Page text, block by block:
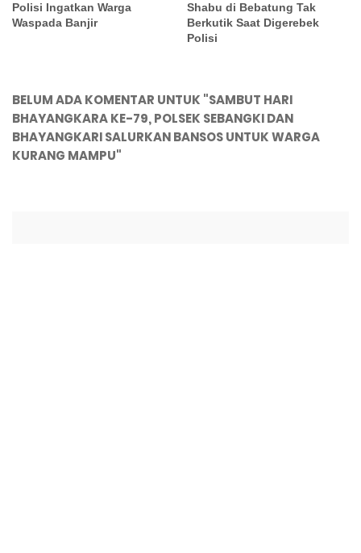
Polisi Ingatkan Warga
Waspada Banjir
Shabu di Bebatung Tak
Berkutik Saat Digerebek
Polisi
BELUM ADA KOMENTAR UNTUK "SAMBUT HARI
BHAYANGKARA KE-79, POLSEK SEBANGKI DAN
BHAYANGKARI SALURKAN BANSOS UNTUK WARGA
KURANG MAMPU"